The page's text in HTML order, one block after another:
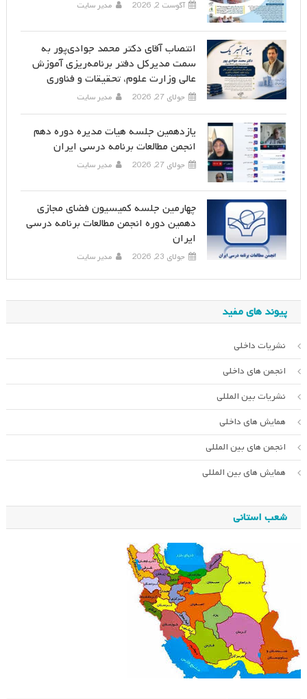
آگوست 2, 2026 مدیر سایت
انتصاب آقای دکتر محمد جوادی‌پور به
سمت مدیرکل دفتر برنامه‌ریزی آموزش
عالی وزارت علوم، تحقیقات و فناوری
جولای 27, 2026 مدیر سایت
یازدهمین جلسه هیات مدیره دوره دهم
انجمن مطالعات برنامه درسی ایران
جولای 27, 2026 مدیر سایت
چهارمین جلسه کمیسیون فضای مجازی
دهمین دوره انجمن مطالعات برنامه درسی
ایران
جولای 23, 2026 مدیر سایت
پیوند های مفید
نشریات داخلی
انجمن های داخلی
نشریات بین المللی
همایش های داخلی
انجمن های بین المللی
همایش های بین المللی
شعب استانی